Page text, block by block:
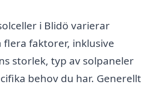
i Blidö varierar
flera faktorer, inklusive
storlek, typ av solpaneler
behov du har. Generellt